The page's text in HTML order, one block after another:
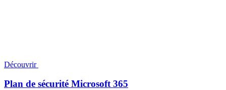
Découvrir
Plan de sécurité Microsoft 365